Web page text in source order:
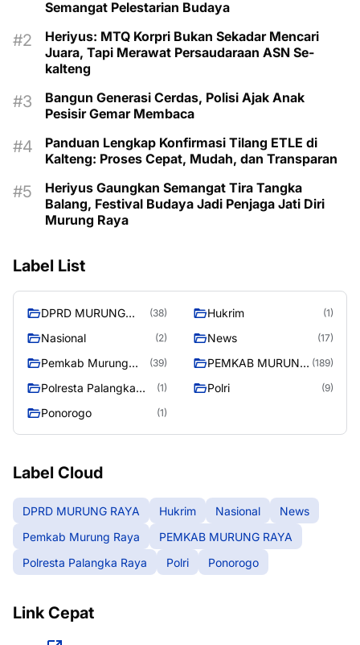
Semangat Pelestarian Budaya
Heriyus: MTQ Korpri Bukan Sekadar Mencari
Juara, Tapi Merawat Persaudaraan ASN Se-
kalteng
Bangun Generasi Cerdas, Polisi Ajak Anak
Pesisir Gemar Membaca
Panduan Lengkap Konfirmasi Tilang ETLE di
Kalteng: Proses Cepat, Mudah, dan Transparan
Heriyus Gaungkan Semangat Tira Tangka
Balang, Festival Budaya Jadi Penjaga Jati Diri
Murung Raya
Label List
DPRD MURUNG
(38) Hukrim (1)
Nasional (2) News (17)
Pemkab Murung
(39)
PEMKAB MURUNG (189)
Polresta Palangka
(1) Polri (9)
Ponorogo (1)
Label Cloud
DPRD MURUNG RAYA Hukrim Nasional
News
Pemkab Murung Raya
PEMKAB MURUNG RAYA
Polresta Palangka Raya
Polri Ponorogo
Link Cepat